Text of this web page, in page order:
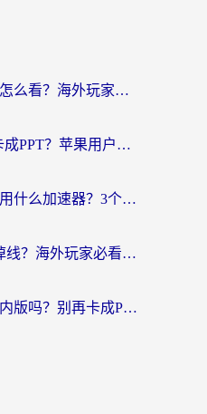
星战前夜加速器排名怎么看？海外玩家国服游戏畅玩终极指南（附欧洲玩跑跑我的起源解决方案）
海外玩使命召唤OL卡成PPT？苹果用户必看：使命召唤OL国外加速器下载苹果版指南
欧洲打漫威超级战争用什么加速器？3个海外游戏卡顿问题一次解决（附实测推荐）
美国冒险岛2加速总掉线？海外玩家必看的国服游戏加速器选择指南
国外能玩实况足球国内版吗？别再卡成PPT！海外党国服游戏加速全攻略